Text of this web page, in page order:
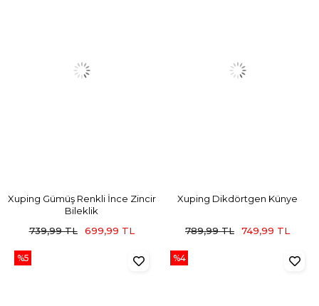
Xuping Gümüş Renkli İnce Zincir
Bileklik
739,99 TL
699,99 TL
Xuping Dikdörtgen Künye
789,99 TL 749,99 TL
%5 %4